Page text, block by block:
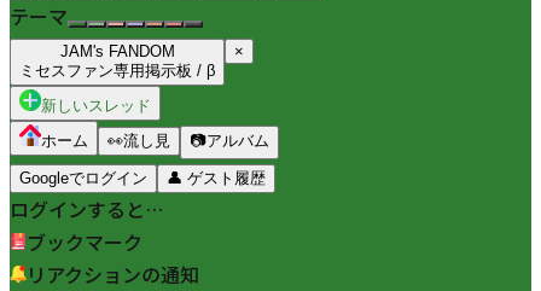
テーマ
JAM's FANDOM
ミセスファン専用掲示板 / β
×
新しいスレッド
ホーム
👀流し見 📷アルバム
Googleでログイン 👤 ゲスト履歴
ログインすると…
ブックマーク
リアクションの通知